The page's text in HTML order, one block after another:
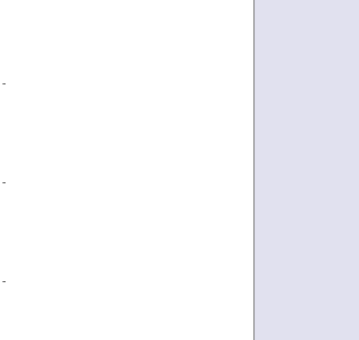
-
-
-